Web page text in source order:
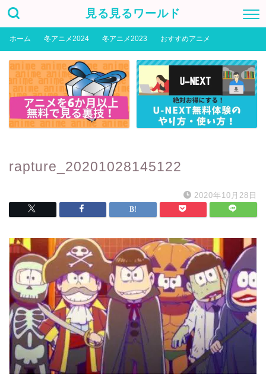
見る見るワールド
ホーム 冬アニメ2024 冬アニメ2023 おすすめアニメ
rapture_20201028145122
2020年10月28日